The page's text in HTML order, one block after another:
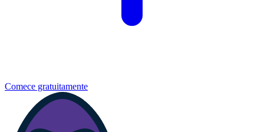
Comece gratuitamente